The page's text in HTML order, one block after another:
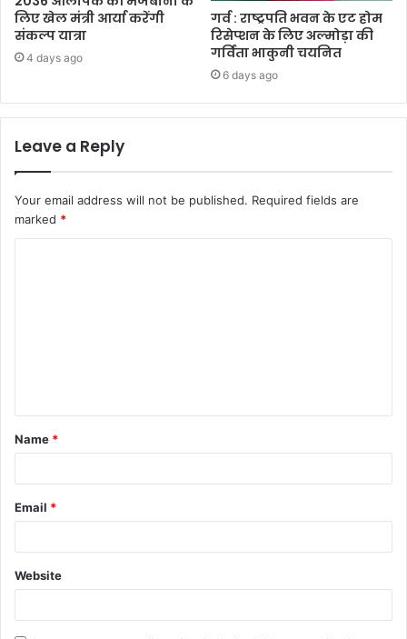
लिए खेल मंत्री आर्या करेंगी
संकल्प यात्रा
4 days ago
गर्व : राष्ट्रपति भवन के एट होम
रिसेप्शन के लिए अल्मोड़ा की
गर्विता भाकुनी चयनित
6 days ago
Leave a Reply
Your email address will not be published. Required fields are
marked *
t
*
Name *
Email *
Website